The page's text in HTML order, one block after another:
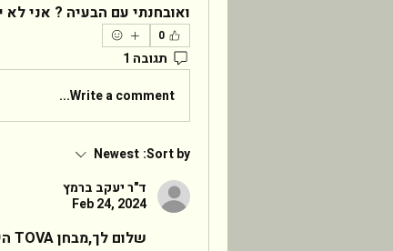
ואובחנתי עם הבעיה ? אני
0
תגובה 1
Write a comment...
Sort by:
Newest
ד"ר יעקב ברמץ
Feb 24, 2024